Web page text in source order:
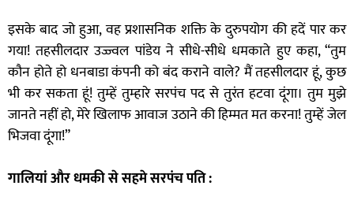
इसके बाद जो हुआ, वह प्रशासनिक शक्ति के दुरुपयोग की हदें पार कर
गया! तहसीलदार उज्ज्वल पांडेय ने सीधे-सीधे धमकाते हुए कहा, “तुम
कौन होते हो धनबाडा कंपनी को बंद कराने वाले? मैं तहसीलदार हूं, कुछ
भी कर सकता हूं! तुम्हें तुम्हारे सरपंच पद से तुरंत हटवा दूंगा। तुम मुझे
जानते नहीं हो, मेरे खिलाफ आवाज उठाने की हिम्मत मत करना! तुम्हें जेल
भिजवा दूंगा!”
गालियां और धमकी से सहमे सरपंच पति :